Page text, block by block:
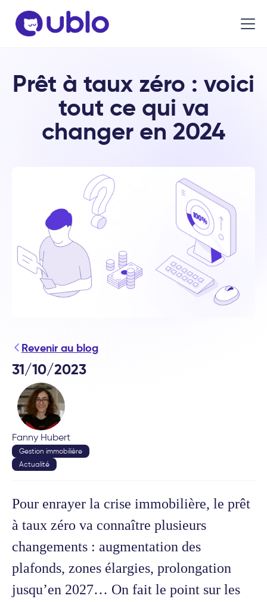
Prêt à taux zéro : voici
tout ce qui va
changer en 2024
Revenir au blog
31/10/2023
Fanny Hubert
Gestion immobilière
Actualité
Pour enrayer la crise immobilière, le prêt
à taux zéro va connaître plusieurs
changements : augmentation des
plafonds, zones élargies, prolongation
jusqu’en 2027… On fait le point sur les